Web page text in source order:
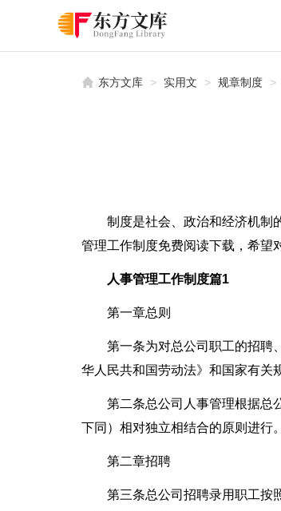
东方文库 > 实用文 > 规章制度 >
制度是社会、政治和经济机制
管理工作制度免费阅读下载，希望
人事管理工作制度篇1
第一章总则
第一条为对总公司职工的招聘
华人民共和国劳动法》和国家有关
第二条总公司人事管理根据总
下同）相对独立相结合的原则进行。
第二章招聘
第三条总公司招聘录用职工按